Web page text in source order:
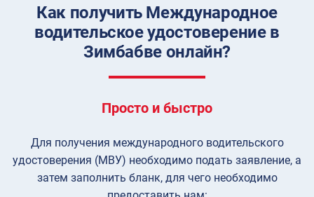
Как получить Международное
водительское удостоверение в
Зимбабве онлайн?
Просто и быстро
Для получения международного водительского
удостоверения (МВУ) необходимо подать заявление, а
затем заполнить бланк, для чего необходимо